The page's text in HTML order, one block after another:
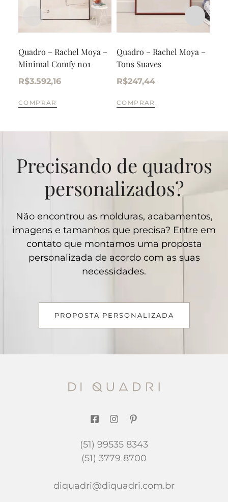
Quadro – Rachel Moya –
Minimal Comfy n01
R$3.592,16
COMPRAR
Quadro – Rachel Moya –
Tons Suaves
R$247,44
COMPRAR
Precisando de quadros
personalizados?
Não encontrou as molduras, acabamentos,
imagens e tamanhos que precisa? Entre em
contato que montamos uma proposta
personalizada de acordo com as suas
necessidades.
PROPOSTA PERSONALIZADA
(51) 99535 8343
(51) 3779 8700
diquadri@diquadri.com.br